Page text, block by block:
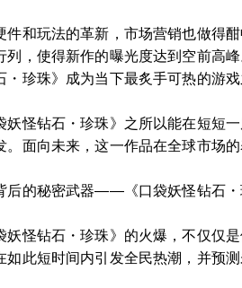
件和玩法的革新，市场营销也做得
列，使得新作的曝光度达到空前高
・珍珠》成为当下最炙手可热的游戏
妖怪钻石・珍珠》之所以能在短短
。面向未来，这一作品在全球市场
后的秘密武器——《口袋妖怪钻石・
妖怪钻石・珍珠》的火爆，不仅仅
如此短时间内引发全民热潮，并预测